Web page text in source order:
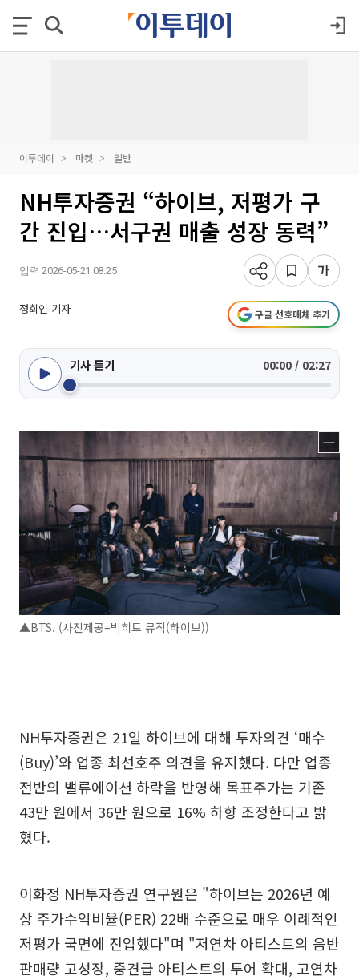
이투데이 마켓 일반
NH투자증권 “하이브, 저평가 구
간 진입…서구권 매출 성장 동력”
입력 2026-05-21 08:25
정회인 기자 구글 선호매체 추가
기사 듣기 00:00 / 02:27
▲BTS. (사진제공=빅히트 뮤직(하이브))
NH투자증권은 21일 하이브에 대해 투자의견 ‘매수
(Buy)’와 업종 최선호주 의견을 유지했다. 다만 업종
전반의 밸류에이션 하락을 반영해 목표주가는 기존
43만 원에서 36만 원으로 16% 하향 조정한다고 밝
혔다.
이화정 NH투자증권 연구원은 "하이브는 2026년 예
상 주가수익비율(PER) 22배 수준으로 매우 이례적인
저평가 국면에 진입했다"며 "저연차 아티스트의 음반
판매량 고성장, 중견급 아티스트의 투어 확대, 고연차